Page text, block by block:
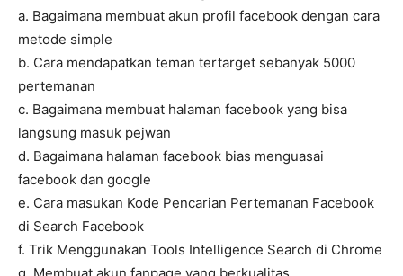
a. Bagaimana membuat akun profil facebook dengan cara
metode simple
b. Cara mendapatkan teman tertarget sebanyak 5000
pertemanan
c. Bagaimana membuat halaman facebook yang bisa
langsung masuk pejwan
d. Bagaimana halaman facebook bias menguasai
facebook dan google
e. Cara masukan Kode Pencarian Pertemanan Facebook
di Search Facebook
f. Trik Menggunakan Tools Intelligence Search di Chrome